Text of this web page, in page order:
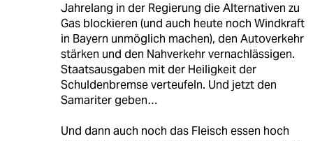
Jahrelang in der Regierung die Alternativen zu
Gas blockieren (und auch heute noch Windkraft
in Bayern unmöglich machen), den Autoverkehr
stärken und den Nahverkehr vernachlässigen.
Staatsausgaben mit der Heiligkeit der
Schuldenbremse verteufeln. Und jetzt den
Samariter geben…
Und dann auch noch das Fleisch essen hoch